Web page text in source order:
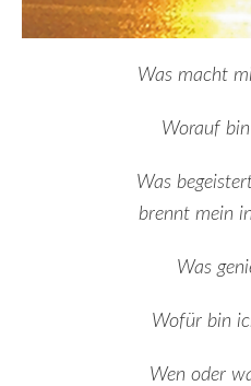
Was macht
Worauf
Was
brennt mein
Was
Wofür bin
Wen oder